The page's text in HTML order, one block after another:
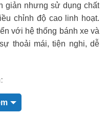
giản nhưng sử dụng chất
chỉnh độ cao linh hoạt.
với hệ thống bánh xe và
thoải mái, tiện nghi, dễ